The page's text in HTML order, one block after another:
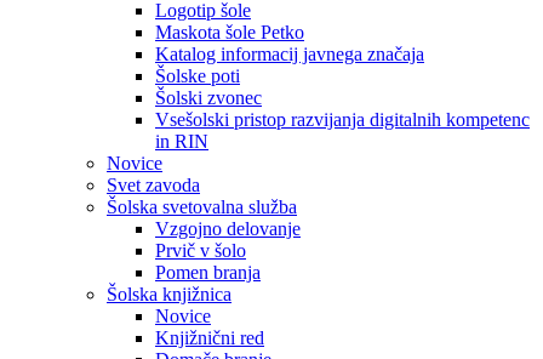
Logotip šole
Maskota šole Petko
Katalog informacij javnega značaja
Šolske poti
Šolski zvonec
Vsešolski pristop razvijanja digitalnih kompetenc
in RIN
Novice
Svet zavoda
Šolska svetovalna služba
Vzgojno delovanje
Prvič v šolo
Pomen branja
Šolska knjižnica
Novice
Knjižnični red